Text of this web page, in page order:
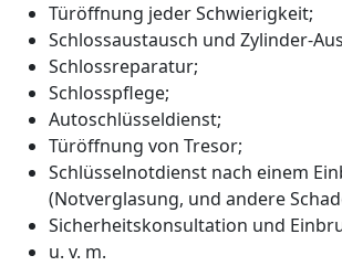
Türöffnung jeder Schwierigkeit;
Schlossaustausch und Zylinder-
Schlossreparatur;
Schlosspflege;
Autoschlüsseldienst;
Türöffnung von Tresor;
Schlüsselnotdienst nach einem
(Notverglasung, und andere
Sicherheitskonsultation und
u. v. m.